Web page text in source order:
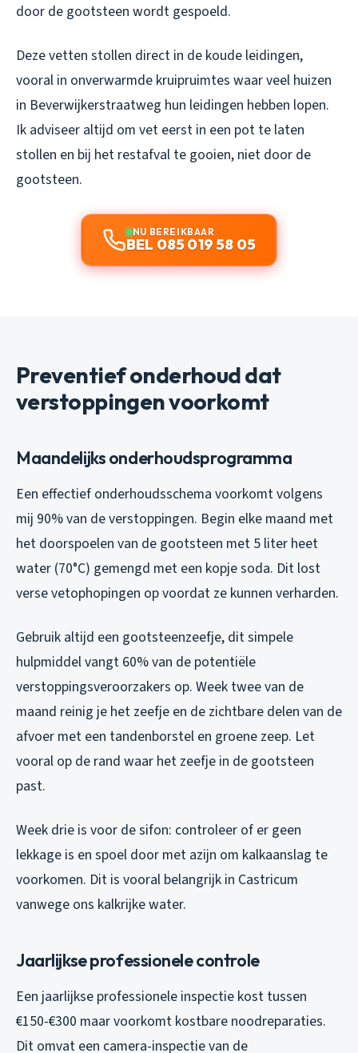
door de gootsteen wordt gespoeld.
Deze vetten stollen direct in de koude leidingen,
vooral in onverwarmde kruipruimtes waar veel huizen
in Beverwijkerstraatweg hun leidingen hebben lopen.
Ik adviseer altijd om vet eerst in een pot te laten
stollen en bij het restafval te gooien, niet door de
gootsteen.
NU BEREIKBAAR
BEL 085 019 58 05
Preventief onderhoud dat
verstoppingen voorkomt
Maandelijks onderhoudsprogramma
Een effectief onderhoudsschema voorkomt volgens
mij 90% van de verstoppingen. Begin elke maand met
het doorspoelen van de gootsteen met 5 liter heet
water (70°C) gemengd met een kopje soda. Dit lost
verse vetophopingen op voordat ze kunnen verharden.
Gebruik altijd een gootsteenzeefje, dit simpele
hulpmiddel vangt 60% van de potentiële
verstoppingsveroorzakers op. Week twee van de
maand reinig je het zeefje en de zichtbare delen van de
afvoer met een tandenborstel en groene zeep. Let
vooral op de rand waar het zeefje in de gootsteen
past.
Week drie is voor de sifon: controleer of er geen
lekkage is en spoel door met azijn om kalkaanslag te
voorkomen. Dit is vooral belangrijk in Castricum
vanwege ons kalkrijke water.
Jaarlijkse professionele controle
Een jaarlijkse professionele inspectie kost tussen
€150-€300 maar voorkomt kostbare noodreparaties.
Dit omvat een camera-inspectie van de